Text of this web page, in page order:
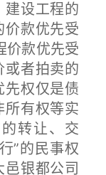
建设工程的
价款优先受
价款优先受
或者拍卖的
先权仅是债
所有权等实
转让、交
”的民事权
银都公司